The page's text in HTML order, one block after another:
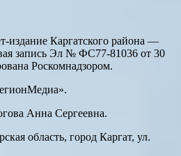
издание Каргатского района —
запись Эл № ФС77-81036 от 30
Роскомнадзором.
Анна Сергеевна.
область, город Каргат, ул.